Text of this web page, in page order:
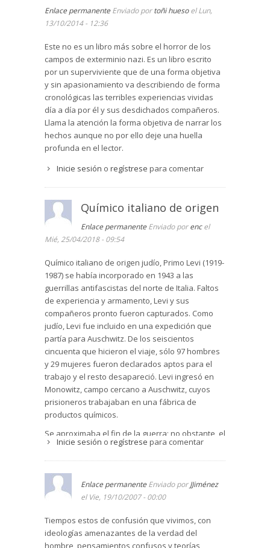
Enlace permanente Enviado portoñi huesoel Lun,
13/10/2014 - 12:36
Este no es un libro más sobre el horror de los
campos de exterminio nazi. Es un libro escrito
por un superviviente que de una forma objetiva
y sin apasionamiento va describiendo de forma
cronológicas las terribles experiencias vividas
día a día por él y sus desdichados compañeros.
Llama la atención la forma objetiva de narrar los
hechos aunque no por ello deje una huella
profunda en el lector.
Inicie sesión o regístrese para comentar
Químico italiano de origen
Enlace permanente Enviado porencel
Mié, 25/04/2018 - 09:54
Químico italiano de origen judío, Primo Levi (1919-
1987) se había incorporado en 1943 a las
guerrillas antifascistas del norte de Italia. Faltos
de experiencia y armamento, Levi y sus
compañeros pronto fueron capturados. Como
judío, Levi fue incluido en una expedición que
partía para Auschwitz. De los seiscientos
cincuenta que hicieron el viaje, sólo 97 hombres
y 29 mujeres fueron declarados aptos para el
trabajo y el resto desapareció. Levi ingresó en
Monowitz, campo cercano a Auschwitz, cuyos
prisioneros trabajaban en una fábrica de
productos químicos.
Se aproximaba el fin de la guerra; no obstante, el
régimen combinado de trabajo a la intemperie y
escasa alimentación hacía que la media de
supervivencia desde el ingreso de los
prisioneros fuera de tres meses. Monowitz
acogía a diez mil presos y la selección periódica
procedimiento para hacer sitio a los recién
llegados. Levi sobrevivió un año, y a los cinco
Inicie sesión o regístrese para comentar
Enlace permanente Enviado porJJiménez
el Vie, 19/10/2007 - 00:00
Tiempos estos de confusión que vivimos, con
ideologías amenazantes de la verdad del